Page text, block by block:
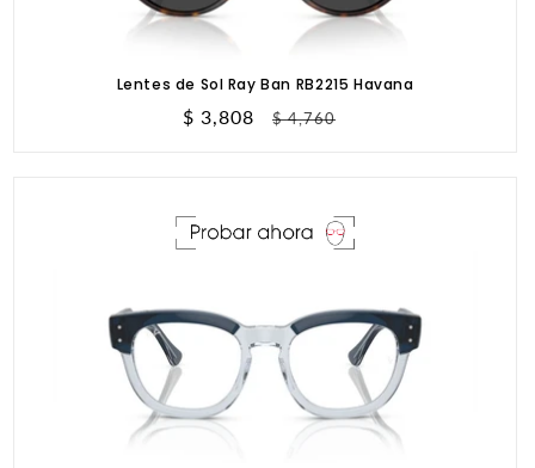
Lentes de Sol Ray Ban RB2215 Havana
Precio
$ 3,808
Precio
$ 4,760